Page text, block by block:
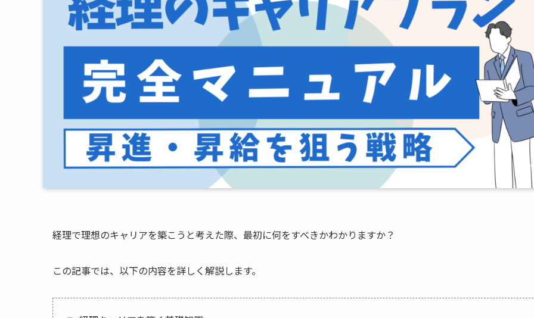
経理で理想のキャリアを築こうと考えた際、最初に何をすべきかわかりますか？
この記事では、以下の内容を詳しく解説します。